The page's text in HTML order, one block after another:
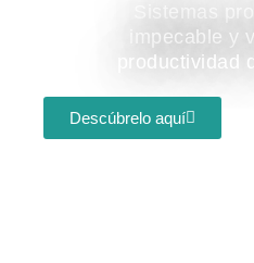
Sistemas
impecable y
productividad
Descúbrelo aquí